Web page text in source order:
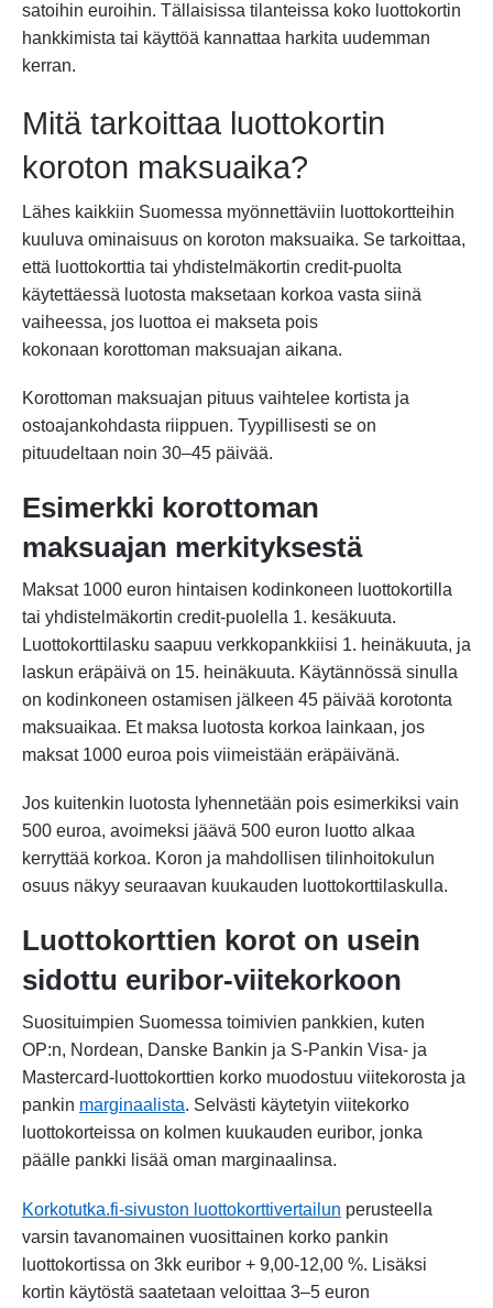
satoihin euroihin. Tällaisissa tilanteissa koko luottokortin
hankkimista tai käyttöä kannattaa harkita uudemman
kerran.
Mitä tarkoittaa luottokortin
koroton maksuaika?
Lähes kaikkiin Suomessa myönnettäviin luottokortteihin
kuuluva ominaisuus on koroton maksuaika. Se tarkoittaa,
että luottokorttia tai yhdistelmäkortin credit-puolta
käytettäessä luotosta maksetaan korkoa vasta siinä
vaiheessa, jos luottoa ei makseta pois
kokonaan korottoman maksuajan aikana.
Korottoman maksuajan pituus vaihtelee kortista ja
ostoajankohdasta riippuen. Tyypillisesti se on
pituudeltaan noin 30–45 päivää.
Esimerkki korottoman
maksuajan merkityksestä
Maksat 1000 euron hintaisen kodinkoneen luottokortilla
tai yhdistelmäkortin credit-puolella 1. kesäkuuta.
Luottokorttilasku saapuu verkkopankkiisi 1. heinäkuuta, ja
laskun eräpäivä on 15. heinäkuuta. Käytännössä sinulla
on kodinkoneen ostamisen jälkeen 45 päivää korotonta
maksuaikaa. Et maksa luotosta korkoa lainkaan, jos
maksat 1000 euroa pois viimeistään eräpäivänä.
Jos kuitenkin luotosta lyhennetään pois esimerkiksi vain
500 euroa, avoimeksi jäävä 500 euron luotto alkaa
kerryttää korkoa. Koron ja mahdollisen tilinhoitokulun
osuus näkyy seuraavan kuukauden luottokorttilaskulla.
Luottokorttien korot on usein
sidottu euribor-viitekorkoon
Suosituimpien Suomessa toimivien pankkien, kuten
OP:n, Nordean, Danske Bankin ja S-Pankin Visa- ja
Mastercard-luottokorttien korko muodostuu viitekorosta ja
pankin marginaalista. Selvästi käytetyin viitekorko
luottokorteissa on kolmen kuukauden euribor, jonka
päälle pankki lisää oman marginaalinsa.
Korkotutka.fi-sivuston luottokorttivertailun perusteella
varsin tavanomainen vuosittainen korko pankin
luottokortissa on 3kk euribor + 9,00-12,00 %. Lisäksi
kortin käytöstä saatetaan veloittaa 3–5 euron